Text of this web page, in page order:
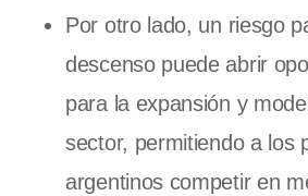
Por otro lado, un riesgo
descenso puede abrir
para la expansión y
sector, permitiendo a los
argentinos competir en